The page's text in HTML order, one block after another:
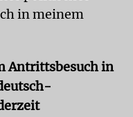
in meinem
Antrittsbesuch in